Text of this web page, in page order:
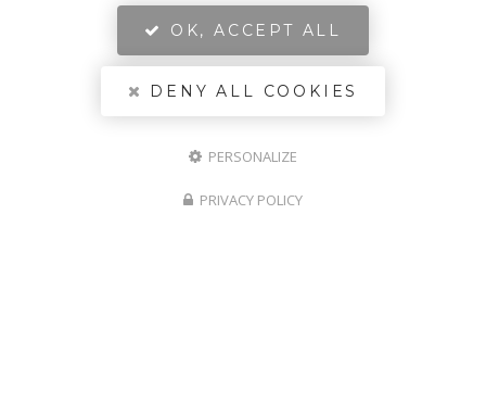
OK, ACCEPT ALL
DENY ALL COOKIES
PERSONALIZE
PRIVACY POLICY